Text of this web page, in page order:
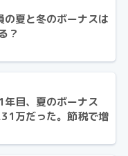
の夏と冬のボーナスは
？
年目、夏のボーナス
万だった。節税で増